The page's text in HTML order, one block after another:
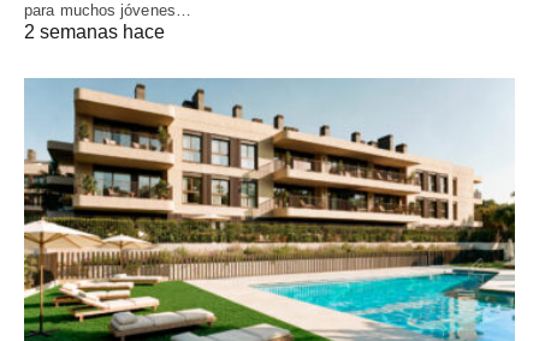
para muchos jóvenes…
2 semanas hace